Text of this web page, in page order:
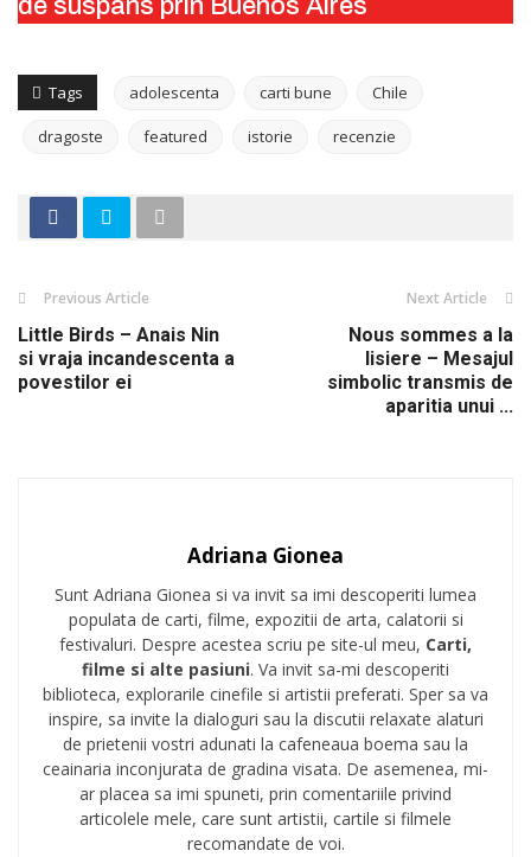
de suspans prin Buenos Aires
Tags adolescenta carti bune Chile
dragoste featured istorie recenzie
Previous Article
Little Birds – Anais Nin
si vraja incandescenta a
povestilor ei
Next Article
Nous sommes a la
lisiere – Mesajul
simbolic transmis de
aparitia unui ...
Adriana Gionea
Sunt Adriana Gionea si va invit sa imi descoperiti lumea
populata de carti, filme, expozitii de arta, calatorii si
festivaluri. Despre acestea scriu pe site-ul meu, Carti,
filme si alte pasiuni. Va invit sa-mi descoperiti
biblioteca, explorarile cinefile si artistii preferati. Sper sa va
inspire, sa invite la dialoguri sau la discutii relaxate alaturi
de prietenii vostri adunati la cafeneaua boema sau la
ceainaria inconjurata de gradina visata. De asemenea, mi-
ar placea sa imi spuneti, prin comentariile privind
articolele mele, care sunt artistii, cartile si filmele
recomandate de voi.